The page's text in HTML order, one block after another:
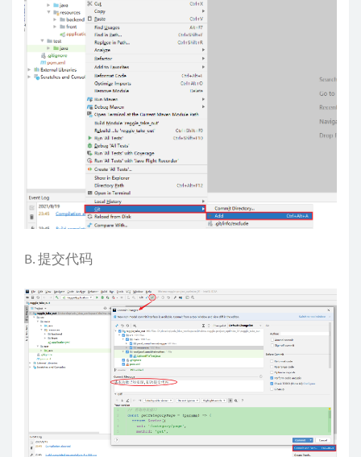
B. 提交代码